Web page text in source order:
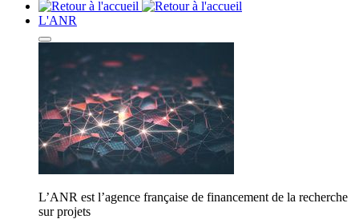
L'ANR
L’ANR est l’agence française de financement de la recherche
sur projets